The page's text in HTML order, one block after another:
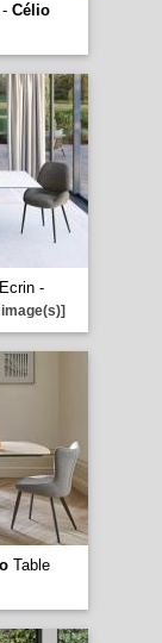
Célio
-
image(s)]
Table